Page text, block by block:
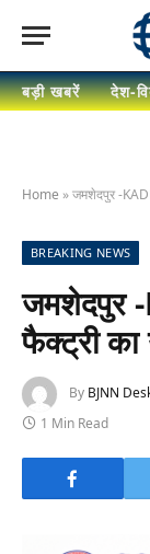
बड़ी खबरें देश-
Home »जमशेदपुर -
BREAKING NEWS
जमशेदपुर -
फैक्ट्री का
By BJNN
1 Min Read